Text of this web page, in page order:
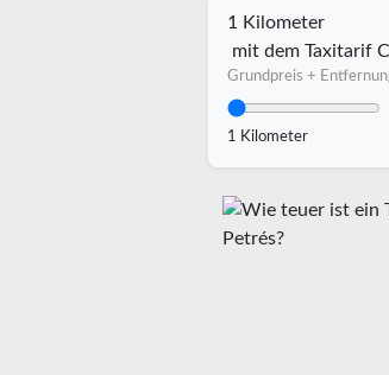
1 Kilometer
mit dem Taxitarif
Grundpreis +
1 Kilometer